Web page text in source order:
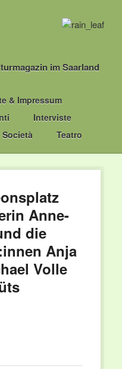
im Saarland
& Impressum
Interviste
Società Teatro
Anne-
die
Anja
Volle